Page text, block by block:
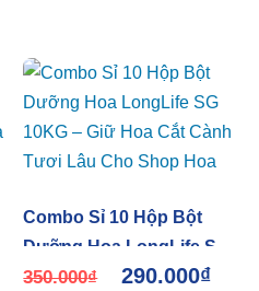
Combo Sỉ 10 Hộp Bột
Dưỡng Hoa LongLife SG
10KG – Giữ Hoa Cắt Cành
350.000₫ 290.000₫